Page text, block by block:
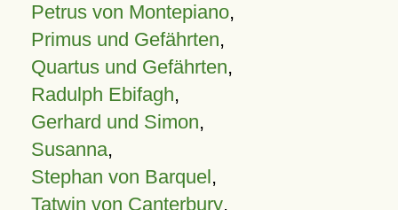
Petrus von Montepiano,
Primus und Gefährten,
Quartus und Gefährten,
Radulph Ebifagh,
Gerhard und Simon,
Susanna,
Stephan von Barquel,
Tatwin von Canterbury,